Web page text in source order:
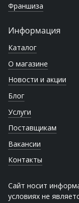
Франшиза
Информация
Каталог
О магазине
Новости и акции
Блог
Услуги
Поставщикам
Вакансии
Контакты
Сайт носит
условиях не